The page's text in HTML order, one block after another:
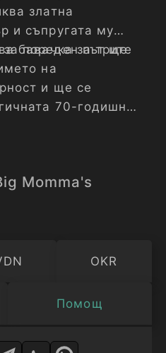
златна
и съпругата му
бавачка за трите
пореден път ще
на
и ще се
70-годишна
Momma's
OKR
Помощ